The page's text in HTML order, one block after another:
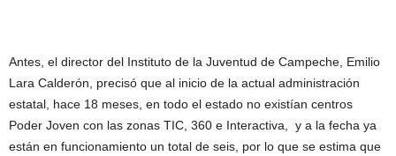
Antes, el director del Instituto de la Juventud de Campeche, Emilio
Lara Calderón, precisó que al inicio de la actual administración
estatal, hace 18 meses, en todo el estado no existían centros
Poder Joven con las zonas TIC, 360 e Interactiva, y a la fecha ya
están en funcionamiento un total de seis, por lo que se estima que